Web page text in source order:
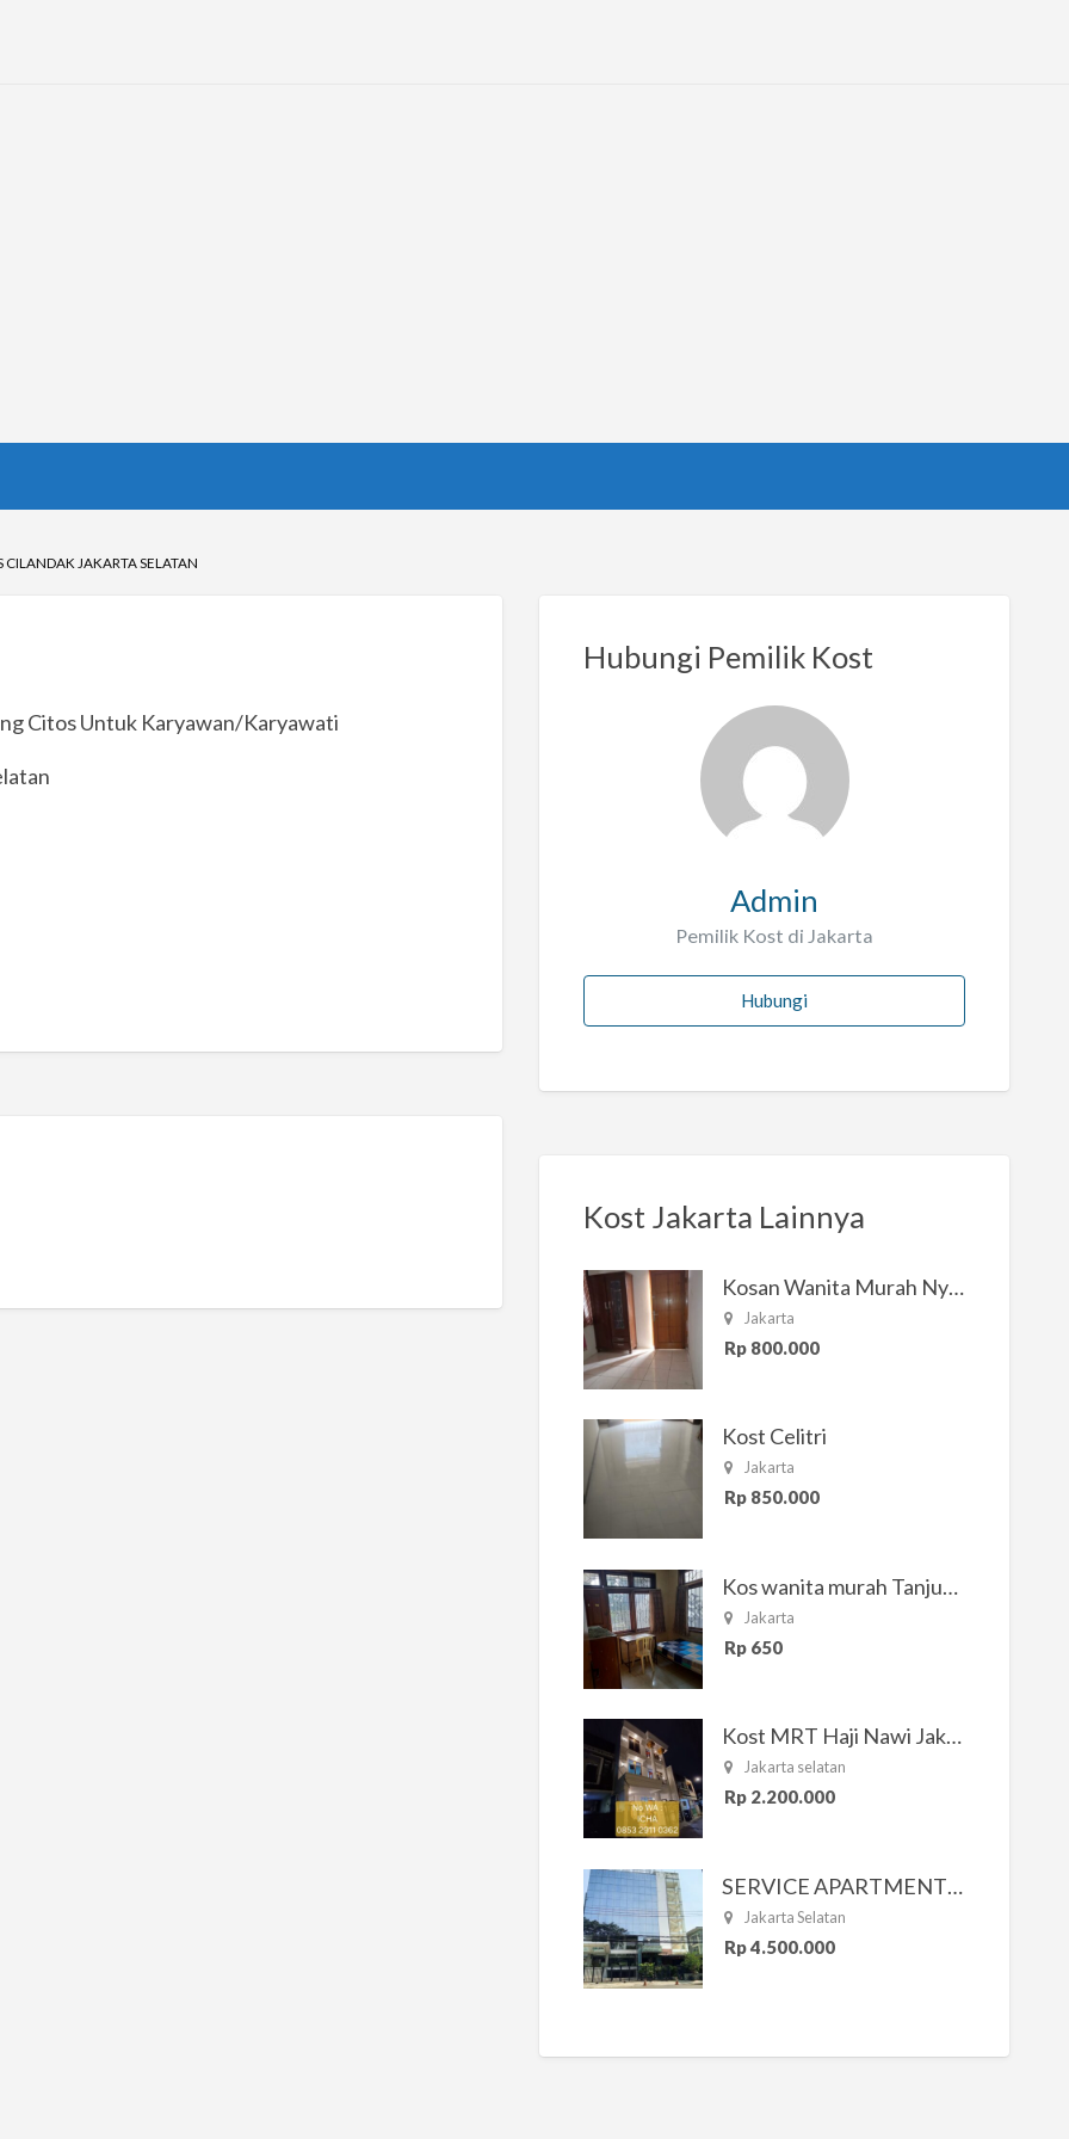
CILANDAK JAKARTA SELATAN
Citos Untuk Karyawan/Karyawati
Hubungi Pemilik Kost
Admin
Pemilik Kost di Jakarta
Hubungi
Kost Jakarta Lainnya
Kosan Wanita Murah Nyaman di Jakarta Selatan
Jakarta
Rp 800.000
Kost Celitri
Jakarta
Rp 850.000
Kos wanita murah Tanjung Duren Jakarta Barat
Jakarta
Rp 650
Kost MRT Haji Nawi Jakarta Selatan
Jakarta selatan
Rp 2.200.000
SERVICE APARTMENT SOUTH RESIDENCE
Jakarta Selatan
Rp 4.500.000